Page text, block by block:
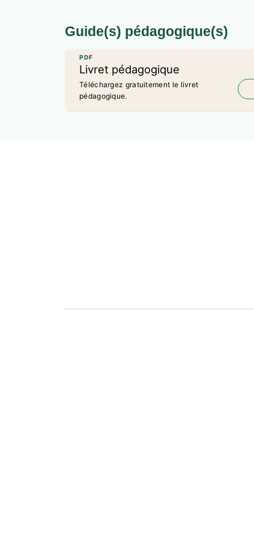
Guide(s) pédagogique(s)
PDF
Livret pédagogique
Téléchargez gratuitement le livret
pédagogique.